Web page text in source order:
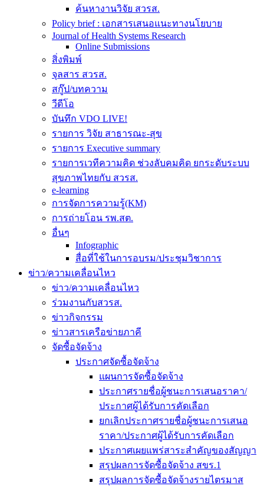
ค้นหางานวิจัย สวรส.
Policy brief : เอกสารเสนอแนะทางนโยบาย
Journal of Health Systems Research
Online Submissions
สิ่งพิมพ์
จุลสาร สวรส.
สกู๊ป/บทความ
วีดีโอ
บันทึก VDO LIVE!
รายการ วิจัย สาธารณะ-สุข
รายการ Executive summary
รายการเวทีความคิด ช่วงลับคมคิด ยกระดับระบบ
สุขภาพไทยกับ สวรส.
e-learning
การจัดการความรู้(KM)
การถ่ายโอน รพ.สต.
อื่นๆ
Infographic
สื่อที่ใช้ในการอบรม/ประชุมวิชาการ
ข่าว/ความเคลื่อนไหว
ข่าว/ความเคลื่อนไหว
ร่วมงานกับสวรส.
ข่าวกิจกรรม
ข่าวสารเครือข่ายภาคี
จัดซื้อจัดจ้าง
ประกาศจัดซื้อจัดจ้าง
แผนการจัดซื้อจัดจ้าง
ประกาศรายชื่อผู้ชนะการเสนอราคา/
ประกาศผู้ได้รับการคัดเลือก
ยกเลิกประกาศรายชื่อผู้ชนะการเสนอ
ราคา/ประกาศผู้ได้รับการคัดเลือก
ประกาศเผยแพร่สาระสำคัญของสัญญา
สรุปผลการจัดซื้อจัดจ้าง สขร.1
สรุปผลการจัดซื้อจัดจ้างรายไตรมาส